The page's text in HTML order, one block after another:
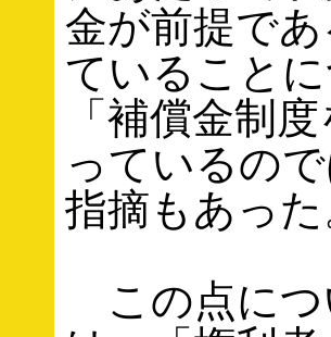
金が前提で
ていること
「補償金制
っているの
指摘もあっ
この点につ